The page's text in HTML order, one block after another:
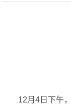
12月 4 日 下午